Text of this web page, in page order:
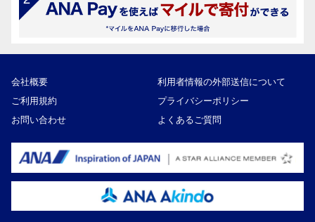
会社概要
利用者情報の外部送信について
ご利用規約
プライバシーポリシー
お問い合わせ
よくあるご質問